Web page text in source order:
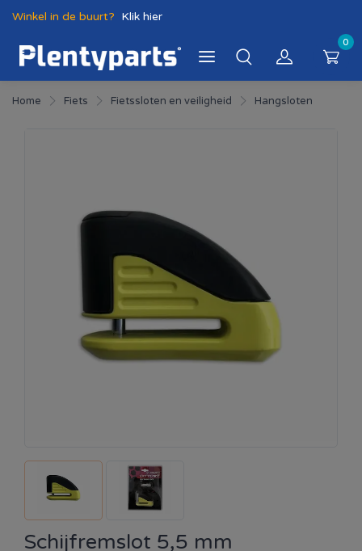
Winkel in de buurt? Klik hier
0
Home Fiets Fietssloten en veiligheid Hangsloten
Schijfremslot 5,5 mm